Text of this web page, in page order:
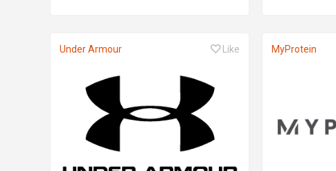
Under Armour Like MyProtein